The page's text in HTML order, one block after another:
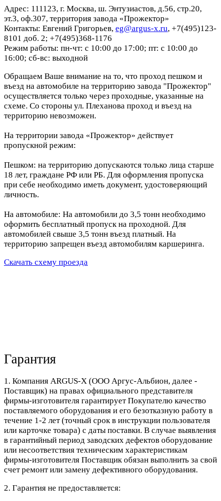
Адрес: 111123, г. Москва, ш. Энтузиастов, д.56, стр.20,
эт.3, оф.307, территория завода «Прожектор»
Контакты: Евгений Григорьев, eg@argus-x.ru, +7(495)123-
8101 доб. 2; +7(495)368-1176
Режим работы: пн-чт: с 10:00 до 17:00; пт: с 10:00 до
16:00; сб-вс: выходной
Обращаем Ваше внимание на то, что проход пешком и
въезд на автомобиле на территорию завода "Прожектор"
осуществляется только через проходные, указанные на
схеме. Со стороны ул. Плеханова проход и въезд на
территорию невозможен.
На территории завода «Прожектор» действует
пропускной режим:
Пешком: на территорию допускаются только лица старше
18 лет, граждане РФ или РБ. Для оформления пропуска
при себе необходимо иметь документ, удостоверяющий
личность.
На автомобиле: На автомобили до 3,5 тонн необходимо
оформить бесплатный пропуск на проходной. Для
автомобилей свыше 3,5 тонн въезд платный. На
территорию запрещен въезд автомобилям каршеринга.
Скачать схему проезда
Гарантия
1. Компания ARGUS-X (ООО Аргус-Альбион, далее -
Поставщик) на правах официального представителя
фирмы-изготовителя гарантирует Покупателю качество
поставляемого оборудования и его безотказную работу в
течение 1-2 лет (точный срок в инструкции пользователя
или карточке товара) с даты поставки. В случае выявления
в гарантийный период заводских дефектов оборудование
или несоответствия техническим характеристикам
фирмы-изготовителя Поставщик обязан выполнить за свой
счет ремонт или замену дефективного оборудования.
2. Гарантия не предоставляется: